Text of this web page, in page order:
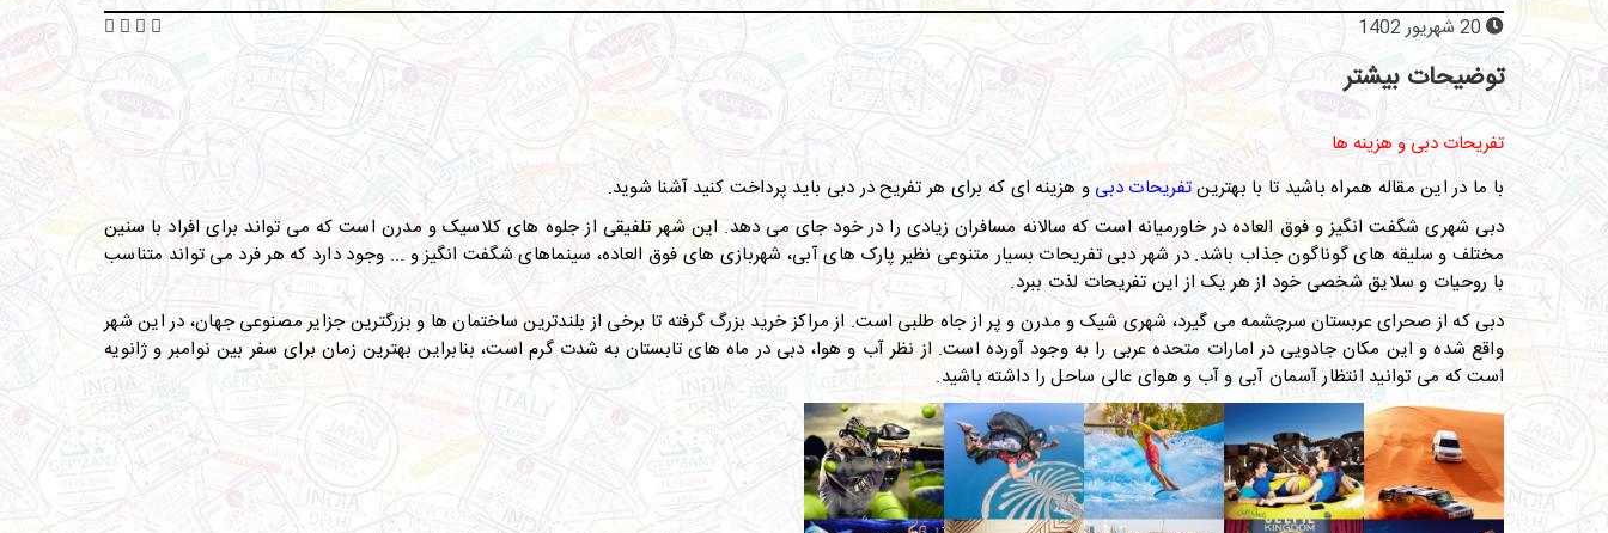
توضیحات بیشتر
تفریحات دبی و هزینه ها
با ما در این مقاله همراه باشید تا با بهترینتفریحات دبی و هزینه ای که برای هر تفریح در دبی باید پرداخت کنید آشنا شوید.
دبی شهری شگفت انگیز و فوق العاده در خاورمیانه است که سالانه مسافران زیادی را در خود جای می دهد. این شهر تلفیقی از جلوه های کلاسیک و مدرن است که می تواند برای افراد با سنین
مختلف و سلیقه های گوناگون جذاب باشد. در شهر دبی تفریحات بسیار متنوعی نظیر پارک های آبی، شهربازی های فوق العاده، سینماهای شگفت انگیز و ... وجود دارد که هر فرد می تواند متناسب
با روحیات و سلایق شخصی خود از هر یک از این تفریحات لذت ببرد.
دبی که از صحرای عربستان سرچشمه می گیرد، شهری شیک و مدرن و پر از جاه طلبی است. از مراکز خرید بزرگ گرفته تا برخی از بلندترین ساختمان ها و بزرگترین جزایر مصنوعی جهان، در این شهر
واقع شده و این مکان جادویی در امارات متحده عربی را به وجود آورده است. از نظر آب و هوا، دبی در ماه های تابستان به شدت گرم است، بنابراین بهترین زمان برای سفر بین نوامبر و ژانویه
است که می توانید انتظار آسمان آبی و آب و هوای عالی ساحل را داشته باشید.